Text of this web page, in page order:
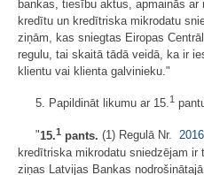
bankas, tiesību aktus, apmainās ar
kredītu un kredītriska mikrodatu
ziņām, kas sniegtas Eiropas
regulu, tai skaitā tādā veidā, ka ir
klientu vai klienta galvinieku."
5. Papildināt likumu ar 15.1
"15.1 pants. (1) Regulā Nr.
kredītriska mikrodatu sniedzējam
ziņas Latvijas Bankas